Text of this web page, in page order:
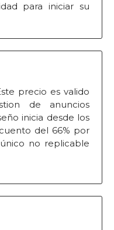
para iniciar su
precio es valido
de anuncios
inicia desde los
del 66% por
no replicable